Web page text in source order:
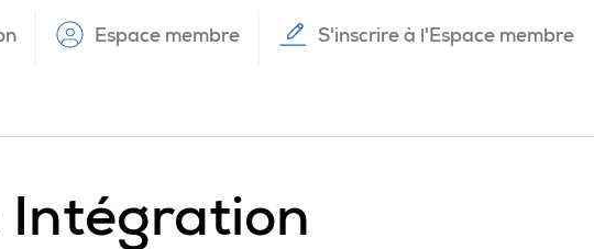
Espace membre S'inscrire à l'Espace membre
Intégration